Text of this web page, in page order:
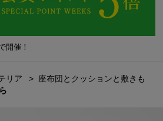
開催！
リア
座布団とクッションと敷きも